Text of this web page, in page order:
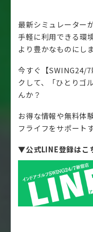
最新シミュレーター
手軽に利用できる環
より豊かなものにしま
今すぐ【SWING24/
クして、「ひとりゴ
んか？
お得な情報や無料体
フライフをサポート
▼公式LINE登録はこ